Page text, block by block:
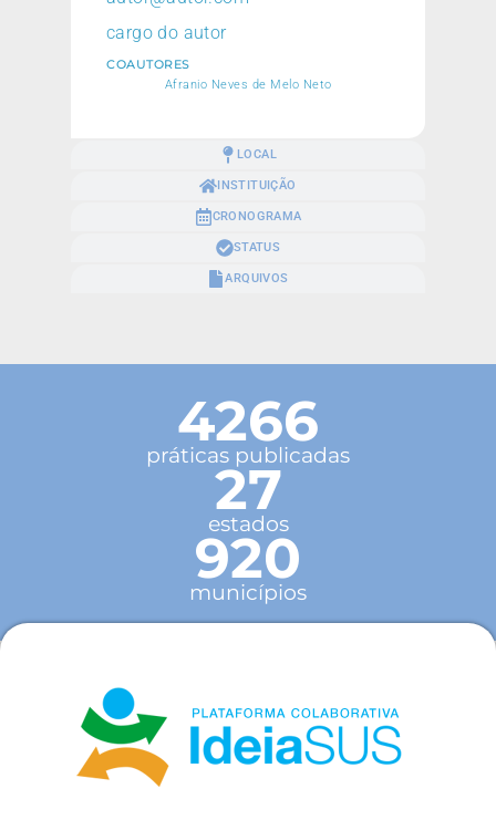
LOCAL
INSTITUIÇÃO
CRONOGRAMA
STATUS
ARQUIVOS
cargo do autor
COAUTORES
Afranio Neves de Melo Neto
4266
práticas publicadas
27
estados
920
municípios